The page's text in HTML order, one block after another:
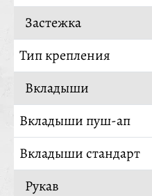
Застежка
Тип крепления
Вкладыши
Вкладыши пуш-ап
Вкладыши стандарт
Рукав